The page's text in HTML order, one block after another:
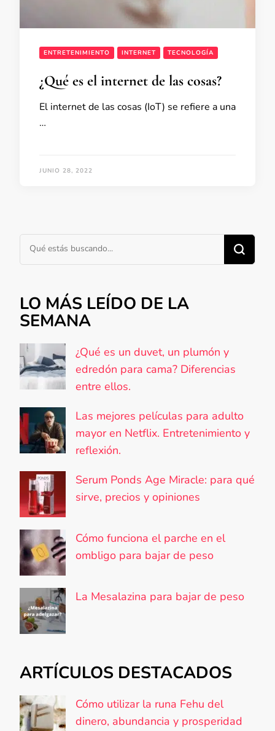
ENTRETENIMIENTO INTERNET TECNOLOGÍA
¿Qué es el internet de las cosas?
El internet de las cosas (IoT) se refiere a una
…
JUNIO 28, 2022
¿Buscas algo?
LO MÁS LEÍDO DE LA
SEMANA
¿Qué es un duvet, un plumón y
edredón para cama? Diferencias
entre ellos.
Las mejores películas para adulto
mayor en Netflix. Entretenimiento y
reflexión.
Serum Ponds Age Miracle: para qué
sirve, precios y opiniones
Cómo funciona el parche en el
ombligo para bajar de peso
La Mesalazina para bajar de peso
ARTÍCULOS DESTACADOS
Cómo utilizar la runa Fehu del
dinero, abundancia y prosperidad